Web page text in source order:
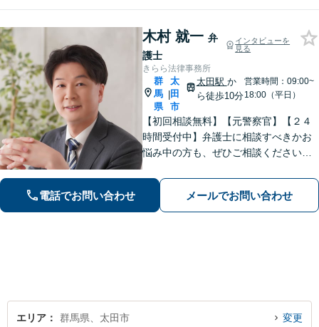
木村 就一 弁
護士
インタビューを
見る
きらら法律事務所
群
馬
県
|
太
田
市
太田駅 か
ら徒歩10分
営業時間：09:00~
18:00（平日）
【初回相談無料】【元警察官】【２４
時間受付中】弁護士に相談すべきかお
悩み中の方も、ぜひご相談ください
法務など】ご相談者さまに寄り添い、
きめ細やかな対応で、スピーディーに
最良の解決を目指します【土日・夜間
電話でお問い合わせ メールでお問い合わせ
エリア 群馬県、太田市 変更